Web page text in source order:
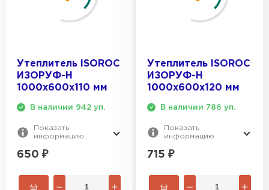
Утеплитель ISOROC
ИЗОРУФ-Н
1000х600х110 мм
В наличии 942 уп.
Показать
информацию
650 ₽
Утеплитель ISOROC
ИЗОРУФ-Н
1000х600х120 мм
В наличии 786 уп.
Показать
информацию
715 ₽